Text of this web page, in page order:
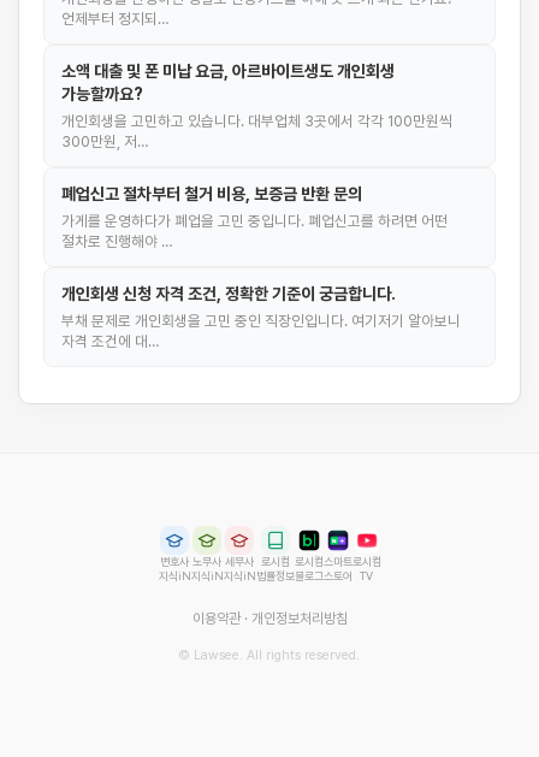
언제부터 정지되…
소액 대출 및 폰 미납 요금, 아르바이트생도 개인회생
가능할까요?
개인회생을 고민하고 있습니다. 대부업체 3곳에서 각각 100만원씩
300만원, 저…
폐업신고 절차부터 철거 비용, 보증금 반환 문의
가게를 운영하다가 폐업을 고민 중입니다. 폐업신고를 하려면 어떤
절차로 진행해야 …
개인회생 신청 자격 조건, 정확한 기준이 궁금합니다.
부채 문제로 개인회생을 고민 중인 직장인입니다. 여기저기 알아보니
자격 조건에 대…
변호사
지식iN
노무사
지식iN
세무사
지식iN
로시컴
법률정보
로시컴
블로그
스마트
스토어
로시컴
TV
이용약관· 개인정보처리방침
© Lawsee. All rights reserved.